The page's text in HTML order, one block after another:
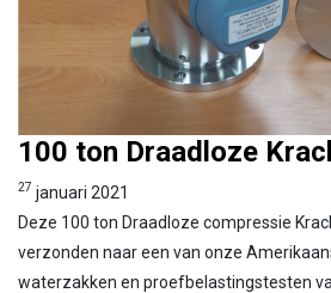
100 ton Draadloze
27 januari 2021
Deze 100 ton Draadloze compressie
verzonden naar een van onze
waterzakken en proefbelastingstesten